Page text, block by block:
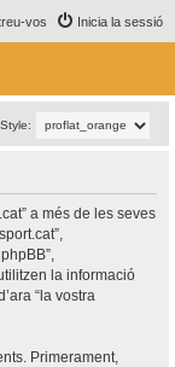
Inicia la sessió
vos
Style:
a més de les seves
la informació
“la vostra
Primerament,